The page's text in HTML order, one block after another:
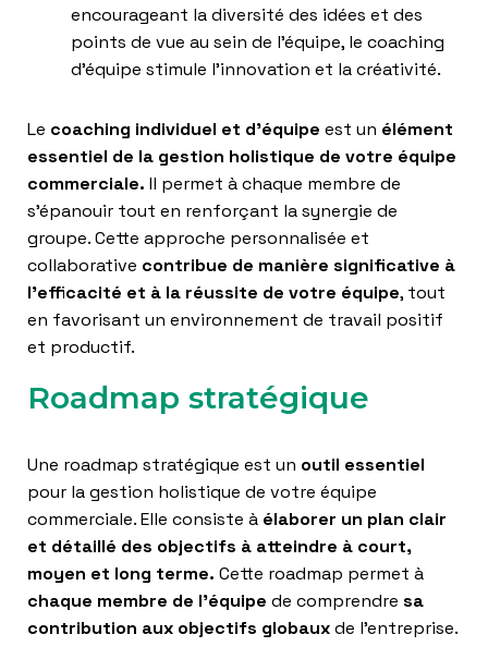
encourageant la diversité des idées et des
points de vue au sein de l’équipe, le coaching
d’équipe stimule l’innovation et la créativité.
Le coaching individuel et d’équipe est un élément
essentiel de la gestion holistique de votre équipe
commerciale. Il permet à chaque membre de
s’épanouir tout en renforçant la synergie de
groupe. Cette approche personnalisée et
collaborative contribue de manière significative à
l’efficacité et à la réussite de votre équipe, tout
en favorisant un environnement de travail positif
et productif.
Roadmap stratégique
Une roadmap stratégique est un outil essentiel
pour la gestion holistique de votre équipe
commerciale. Elle consiste à élaborer un plan clair
et détaillé des objectifs à atteindre à court,
moyen et long terme. Cette roadmap permet à
chaque membre de l’équipe de comprendre sa
contribution aux objectifs globauxde l’entreprise.